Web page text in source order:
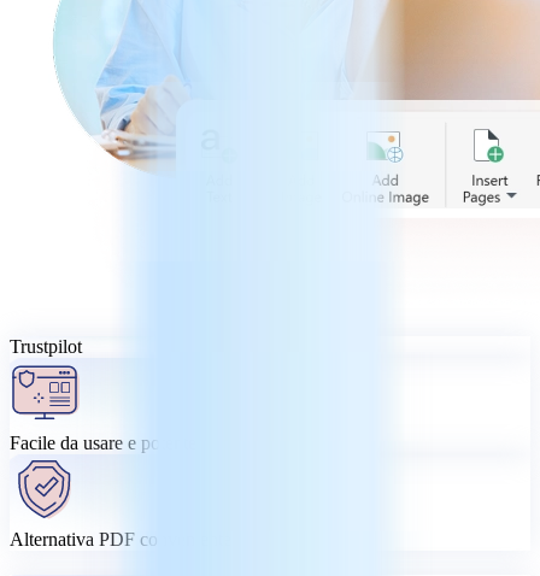
Trustpilot
Facile da usare e potente
Alternativa PDF conveniente